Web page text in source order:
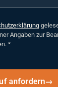
Angaben zur
*
anfordern